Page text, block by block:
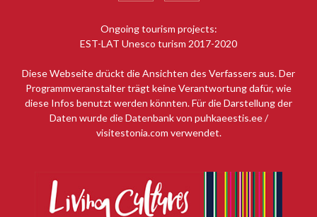
Ongoing tourism projects:
EST-LAT Unesco turism 2017-2020
Diese Webseite drückt die Ansichten des Verfassers aus. Der
Programmveranstalter trägt keine Verantwortung dafür, wie
diese Infos benutzt werden könnten. Für die Darstellung der
Daten wurde die Datenbank von puhkaeestis.ee /
visitestonia.com verwendet.